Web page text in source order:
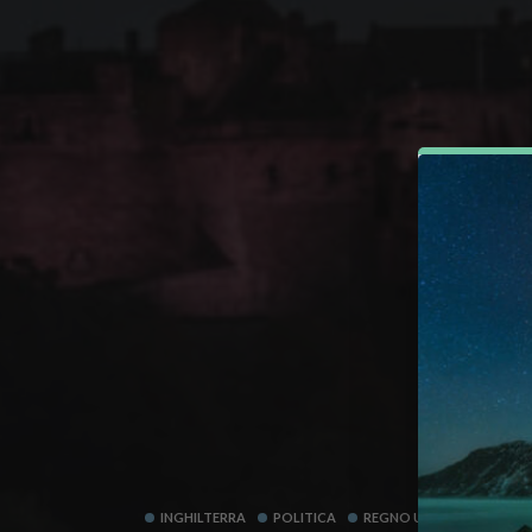
INGHILTERRA POLITICA REGNO UNITO